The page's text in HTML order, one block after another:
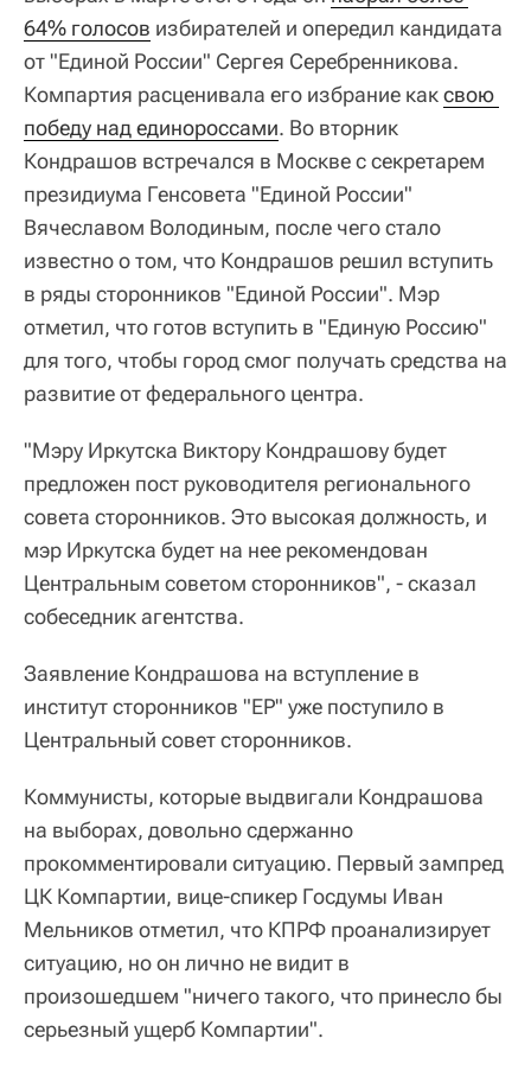
64% голосов избирателей и опередил кандидата
от "Единой России" Сергея Серебренникова.
Компартия расценивала его избрание каксвою
победу над единороссами. Во вторник
Кондрашов встречался в Москве с секретарем
президиума Генсовета "Единой России"
Вячеславом Володиным, после чего стало
известно о том, что Кондрашов решил вступить
в ряды сторонников "Единой России". Мэр
отметил, что готов вступить в "Единую Россию"
для того, чтобы город смог получать средства на
развитие от федерального центра.
"Мэру Иркутска Виктору Кондрашову будет
предложен пост руководителя регионального
совета сторонников. Это высокая должность, и
мэр Иркутска будет на нее рекомендован
Центральным советом сторонников", - сказал
собеседник агентства.
Заявление Кондрашова на вступление в
институт сторонников "ЕР" уже поступило в
Центральный совет сторонников.
Коммунисты, которые выдвигали Кондрашова
на выборах, довольно сдержанно
прокомментировали ситуацию. Первый зампред
ЦК Компартии, вице-спикер Госдумы Иван
Мельников отметил, что КПРФ проанализирует
ситуацию, но он лично не видит в
произошедшем "ничего такого, что принесло бы
серьезный ущерб Компартии".